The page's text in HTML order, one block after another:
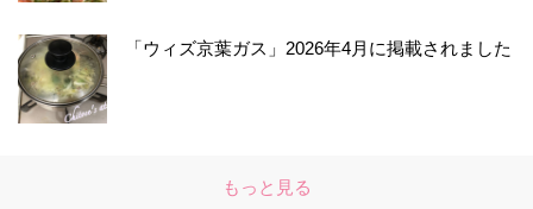
「ウィズ京葉ガス」2026年4月に掲載されました
もっと見る